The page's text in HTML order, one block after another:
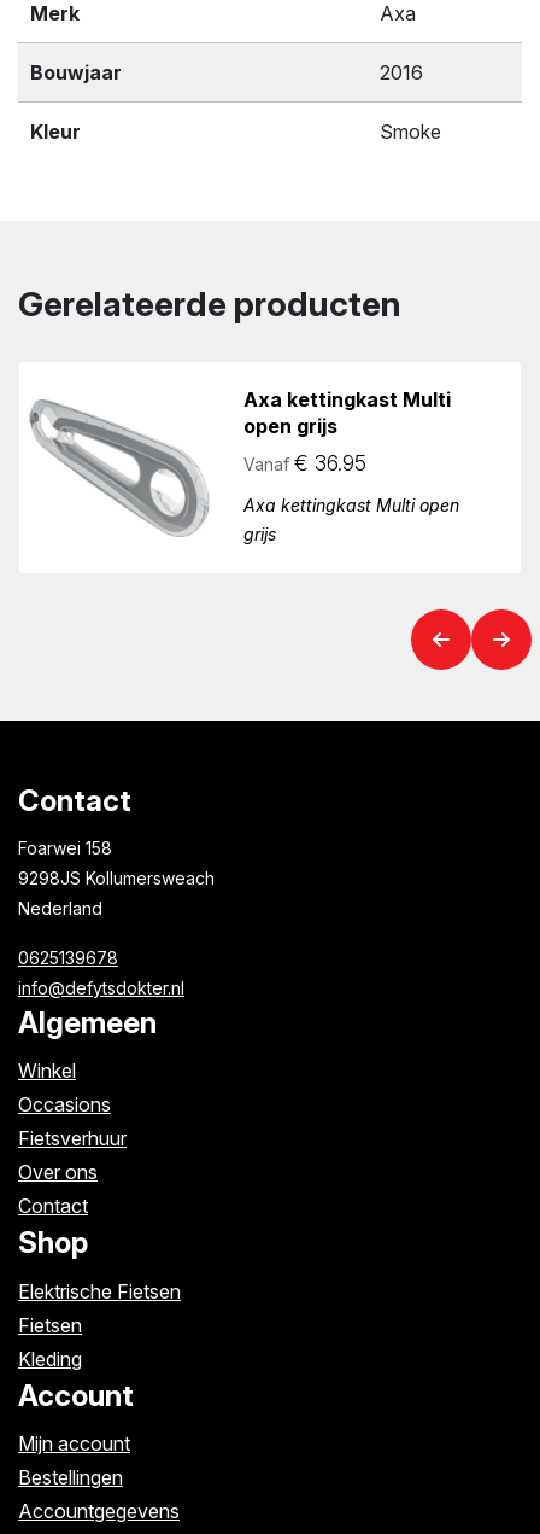
Merk Axa
Bouwjaar 2016
Kleur Smoke
Gerelateerde producten
Axa kettingkast Multi
open grijs
Vanaf € 36.95
Axa kettingkast Multi open
grijs
Contact
Foarwei 158
9298JS Kollumersweach
Nederland
0625139678
info@defytsdokter.nl
Algemeen
Winkel
Occasions
Fietsverhuur
Over ons
Contact
Shop
Elektrische Fietsen
Fietsen
Kleding
Account
Mijn account
Bestellingen
Accountgegevens